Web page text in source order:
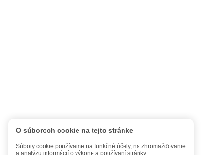
O súboroch cookie na tejto stránke
Súbory cookie používame na funkčné účely, na zhromažďovanie
a analýzu informácií o výkone a používaní stránky.